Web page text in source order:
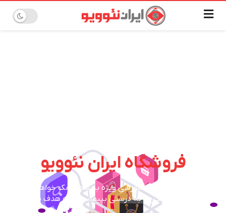
فروشگاه ایران نئوویو
با ابزارها و محصولات آموزشی ویژه به شما کمک خواهیم کرد تا
مسیر تریدر شدن را به درستی بپیمایید و به هدف برسید